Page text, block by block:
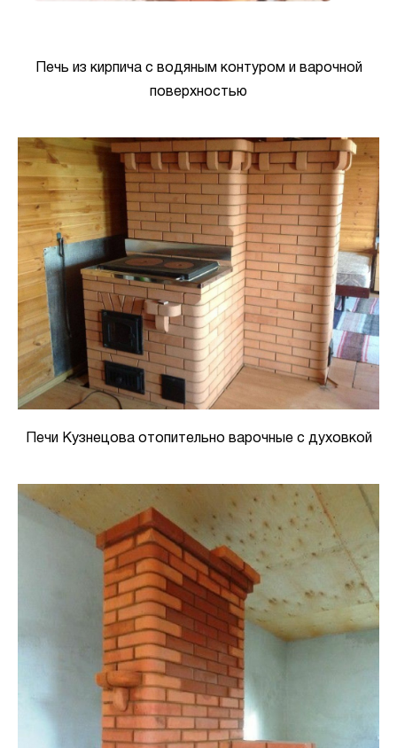
Печь из кирпича с водяным контуром и варочной
поверхностью
Печи Кузнецова отопительно варочные с духовкой